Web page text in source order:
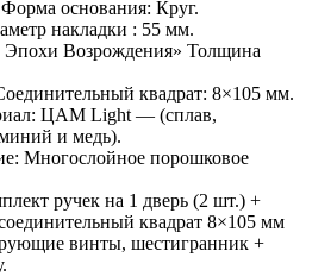
основания: Круг.
накладки : 55 мм.
Эпохи Возрождения» Толщина
квадрат: 8×105 мм.
ЦАМ Light — (сплав,
и медь).
Многослойное порошковое
ручек на 1 дверь (2 шт.) +
квадрат 8×105 мм
винты, шестигранник +